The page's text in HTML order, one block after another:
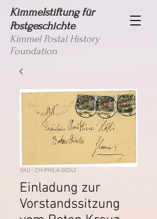
Kimmelstiftung für
Postgeschichte
Kimmel Postal History
Foundation
SKU : CH-PHILA-00243
Einladung zur
Vorstandssitzung